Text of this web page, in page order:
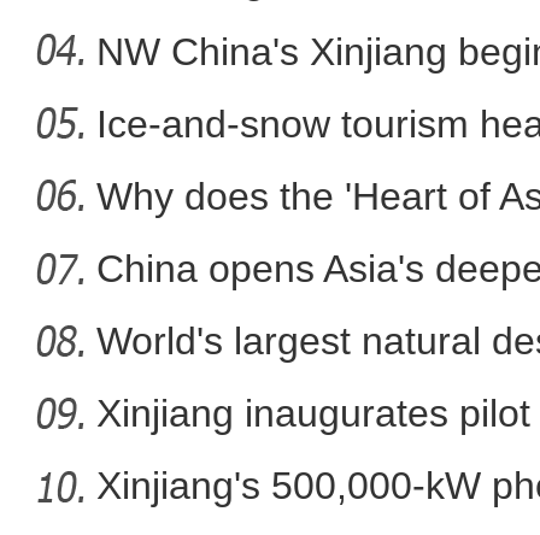
新疆：一年四季都可以
NW China's Xinjiang
Ice-and-snow tourism
Why does the 'Heart of
China opens Asia's
World's largest natural
Xinjiang inaugurates
Xinjiang's 500,000-kW